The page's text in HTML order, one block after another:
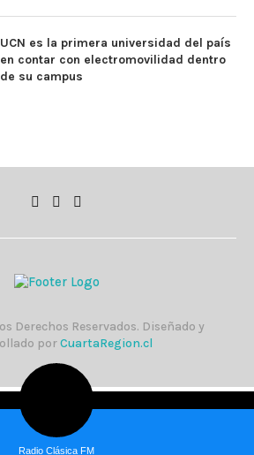
UCN es la primera universidad del país
en contar con electromovilidad dentro
de su campus
Derechos Reservados. Diseñado y
porCuartaRegion.cl
Radio Clásica FM